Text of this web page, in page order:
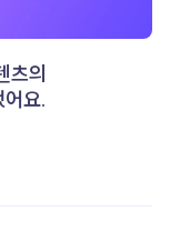
츠의
요.